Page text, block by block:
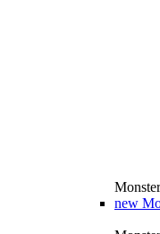
Monster
new